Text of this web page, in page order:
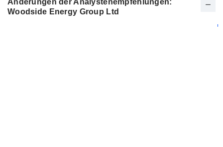
Änderungen der Analystenempfehlungen:
Woodside Energy Group Ltd